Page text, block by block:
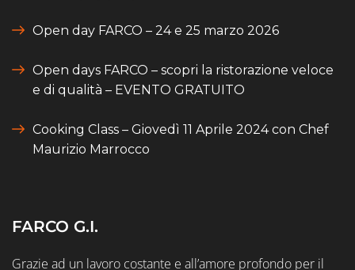
Open day FARCO – 24 e 25 marzo 2026
Open days FARCO – scopri la ristorazione veloce
e di qualità – EVENTO GRATUITO
Cooking Class – Giovedì 11 Aprile 2024 con Chef
Maurizio Marrocco
FARCO G.I.
Grazie ad un lavoro costante e all’amore profondo per il